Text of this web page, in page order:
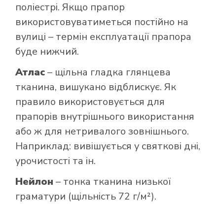
поліестрі. Якщо прапор
використовуватиметься постійно на
вулиці – термін експлуатації прапора
буде нижчий.
Атлас– щільна гладка глянцева
тканина, вишукано відблискує. Як
правило використовується для
прапорів внутрішнього використання
або ж для нетривалого зовнішнього.
Наприклад: вивішується у святкові дні,
урочистості та ін.
Нейлон – тонка тканина низької
граматури (щільність 72 г/м²).